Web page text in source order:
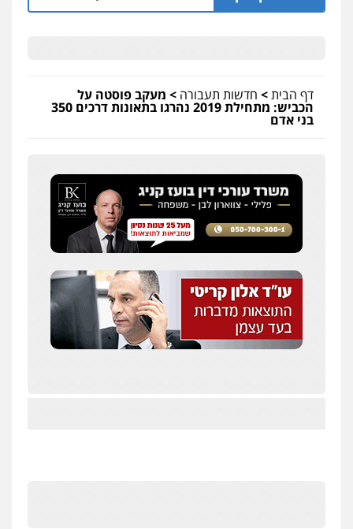
דף הבית> חדשות תעבורה > מעקב פוסטה על
הכביש: מתחילת 2019 נהרגו בתאונות דרכים 350
בני אדם